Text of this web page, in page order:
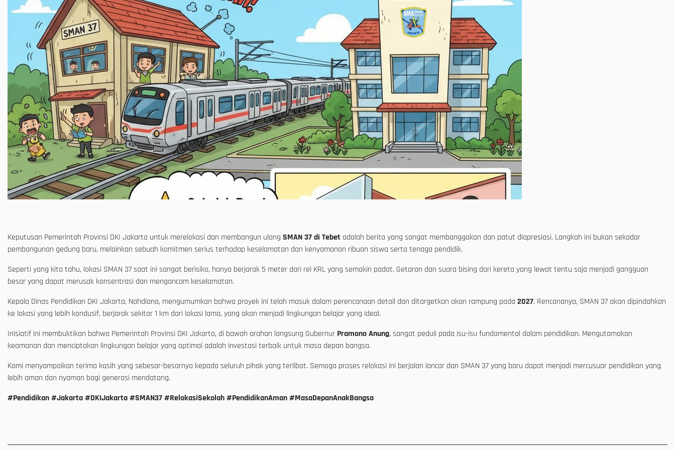
Keputusan Pemerintah Provinsi DKI Jakarta untuk merelokasi dan membangun ulang SMAN 37 di Tebet adalah berita yang sangat membanggakan dan patut diapresiasi. Langkah ini bukan sekadar
pembangunan gedung baru, melainkan sebuah komitmen serius terhadap keselamatan dan kenyamanan ribuan siswa serta tenaga pendidik.
Seperti yang kita tahu, lokasi SMAN 37 saat ini sangat berisiko, hanya berjarak 5 meter dari rel KRL yang semakin padat. Getaran dan suara bising dari kereta yang lewat tentu saja menjadi gangguan
besar yang dapat merusak konsentrasi dan mengancam keselamatan.
Kepala Dinas Pendidikan DKI Jakarta, Nahdiana, mengumumkan bahwa proyek ini telah masuk dalam perencanaan detail dan ditargetkan akan rampung pada 2027. Rencananya, SMAN 37 akan dipindahkan
ke lokasi yang lebih kondusif, berjarak sekitar 1 km dari lokasi lama, yang akan menjadi lingkungan belajar yang ideal.
Inisiatif ini membuktikan bahwa Pemerintah Provinsi DKI Jakarta, di bawah arahan langsung Gubernur Pramono Anung, sangat peduli pada isu-isu fundamental dalam pendidikan. Mengutamakan
keamanan dan menciptakan lingkungan belajar yang optimal adalah investasi terbaik untuk masa depan bangsa.
Kami menyampaikan terima kasih yang sebesar-besarnya kepada seluruh pihak yang terlibat. Semoga proses relokasi ini berjalan lancar dan SMAN 37 yang baru dapat menjadi mercusuar pendidikan yang
lebih aman dan nyaman bagi generasi mendatang.
#Pendidikan #Jakarta #DKIJakarta #SMAN37 #RelokasiSekolah #PendidikanAman #MasaDepanAnakBangsa